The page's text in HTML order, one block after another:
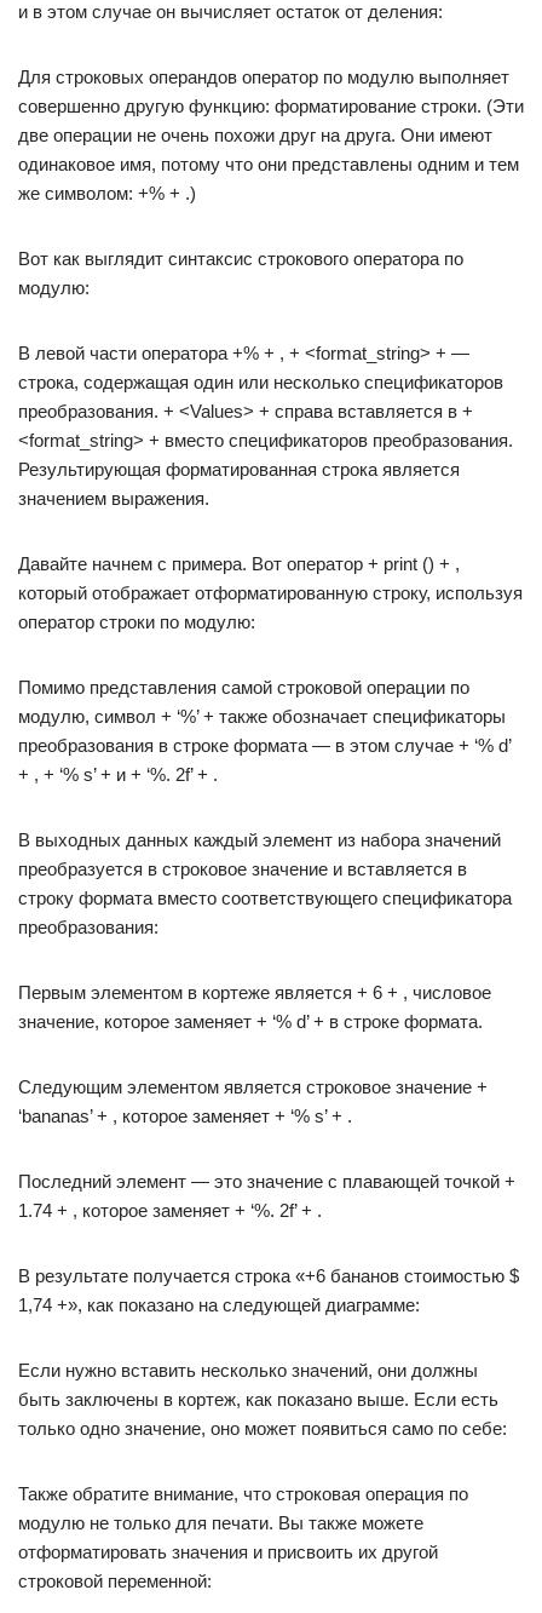
и в этом случае он вычисляет остаток от деления:
Для строковых операндов оператор по модулю выполняет
совершенно другую функцию: форматирование строки. (Эти
две операции не очень похожи друг на друга. Они имеют
одинаковое имя, потому что они представлены одним и тем
же символом: +% + .)
Вот как выглядит синтаксис строкового оператора по
модулю:
В левой части оператора +% + , + <format_string> + —
строка, содержащая один или несколько спецификаторов
преобразования. + <Values> + справа вставляется в +
<format_string> + вместо спецификаторов преобразования.
Результирующая форматированная строка является
значением выражения.
Давайте начнем с примера. Вот оператор + print () + ,
который отображает отформатированную строку, используя
оператор строки по модулю:
Помимо представления самой строковой операции по
модулю, символ + ‘%’ + также обозначает спецификаторы
преобразования в строке формата — в этом случае + ‘% d’
+ , + ‘% s’ + и + ‘%. 2f’ + .
В выходных данных каждый элемент из набора значений
преобразуется в строковое значение и вставляется в
строку формата вместо соответствующего спецификатора
преобразования:
Первым элементом в кортеже является + 6 + , числовое
значение, которое заменяет + ‘% d’ + в строке формата.
Следующим элементом является строковое значение +
‘bananas’ + , которое заменяет + ‘% s’ + .
Последний элемент — это значение с плавающей точкой +
1.74 + , которое заменяет + ‘%. 2f’ + .
В результате получается строка «+6 бананов стоимостью $
1,74 +», как показано на следующей диаграмме:
Если нужно вставить несколько значений, они должны
быть заключены в кортеж, как показано выше. Если есть
только одно значение, оно может появиться само по себе:
Также обратите внимание, что строковая операция по
модулю не только для печати. Вы также можете
отформатировать значения и присвоить их другой
строковой переменной: